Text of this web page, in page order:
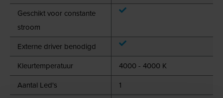
Geschikt voor constante
stroom
Externe driver benodigd
Kleurtemperatuur
4000 - 4000 K
Aantal Led's
1